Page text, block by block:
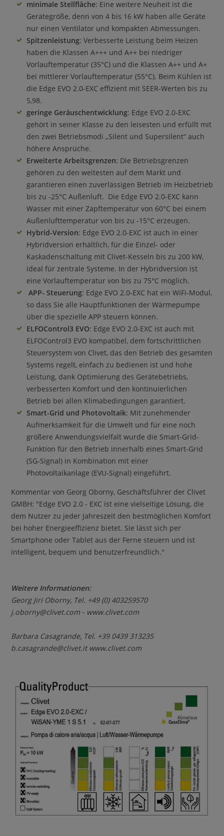
minimale Stellfläche: Eine weitere Neuheit ist die
Gerätegröße, denn von 4 bis 16 kW haben alle Geräte
nur einen Ventilator und kompakten Abmessungen.
Spitzenleistung: Verbesserte Leistung beim Heizen
haben die Klassen A+++ und A++ bei niedriger
Vorlauftemperatur (35°C) und die Klassen A++ und A+
bei mittlerer Vorlauftemperatur (55°C). Beim Kühlen ist
die Edge EVO 2.0-EXC effizient mit SEER-Werten bis zu
5,98.
geringe Geräuschentwicklung: Edge EVO 2.0-EXC
gehört in seiner Klasse zu den leisesten und erfüllt mit
den zwei Betriebsmodi „Silent und Supersilent“ auch
höhere Ansprüche.
Erweiterte Arbeitsgrenzen: Die Betriebsgrenzen
gehören zu den weitesten auf dem Markt und
garantieren einen zuverlässigen Betrieb im Heizbetrieb
bis zu -25°C Außenluft. Die Edge EVO 2.0-EXC kann
Wasser mit einer Zapftemperatur von 60°C bei einem
Außenlufttemperatur von bis zu -15°C erzeugen.
Hybrid-Version: Edge EVO 2.0-EXC ist auch in einer
Hybridversion erhältlich, für die Einzel- oder
Kaskadenschaltung mit Clivet-Kesseln bis zu 200 kW,
ideal für zentrale Systeme. In der Hybridversion ist
eine Vorlauftemperatur von bis zu 75°C möglich.
APP- Steuerung: Edge EVO 2.0-EXC hat ein WiFi-Modul,
so dass Sie alle Hauptfunktionen der Wärmepumpe
über die spezielle APP steuern können.
ELFOControl3 EVO: Edge EVO 2.0-EXC ist auch mit
ELFOControl3 EVO kompatibel, dem fortschrittlichen
Steuersystem von Clivet, das den Betrieb des gesamten
Systems regelt, einfach zu bedienen ist und hohe
Leistung, dank Optimierung des Gerätebetriebs,
verbesserten Komfort und den kontinuierlichen
Betrieb bei allen Klimabedingungen garantiert.
Smart-Grid und Photovoltaik: Mit zunehmender
Aufmerksamkeit für die Umwelt und für eine noch
größere Anwendungsvielfalt wurde die Smart-Grid-
Funktion für den Betrieb innerhalb eines Smart-Grid
(SG-Signal) in Kombination mit einer
Photovoltaikanlage (EVU-Signal) eingeführt.
Kommentar von Georg Oborny, Geschäftsführer der Clivet
GMBH: "Edge EVO 2.0 - EXC ist eine vielseitige Lösung, die
dem Nutzer zu jeder Jahreszeit den bestmöglichen Komfort
bei hoher Energieeffizienz bietet. Sie lässt sich per
Smartphone oder Tablet aus der Ferne steuern und ist
intelligent, bequem und benutzerfreundlich."
Weitere Informationen:
Georg Jiri Oborny, Tel. +49 (0) 403259570
j.oborny@clivet.com - www.clivet.com
Barbara Casagrande, Tel. +39 0439 313235
b.casagrande@clivet.it www.clivet.com